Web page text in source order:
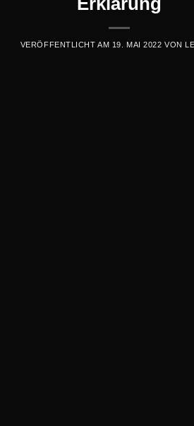
VERÖFFENTLICHT AM 19. MAI 2022 VON